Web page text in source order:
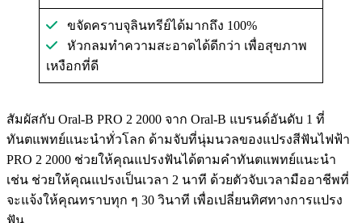
ขจัดคราบจุลินทรีย์ได้มากถึง 100%
หัวกลมทำความสะอาดได้ดีกว่า เพื่อสุขภาพ
เหงือกที่ดี
สัมผัสกับ Oral-B PRO 2 2000 จาก Oral-B แบรนด์อันดับ 1 ที่
ทันตแพทย์แนะนำทั่วโลก ด้ามจับที่นุ่มนวลของแปรงสีฟันไฟฟ้า
PRO 2 2000 ช่วยให้คุณแปรงฟันได้ตามคำทันตแพทย์แนะนำ
เช่น ช่วยให้คุณแปรงเป็นเวลา 2 นาที ด้วยตัวจับเวลามืออาชีพที่
จะแจ้งให้คุณทราบทุก ๆ 30 วินาที เพื่อเปลี่ยนทิศทางการแปรง